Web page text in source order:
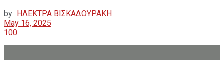
by ΗΛΕΚΤΡΑ ΒΙΣΚΑΔΟΥΡΑΚΗ
May 16, 2025
100